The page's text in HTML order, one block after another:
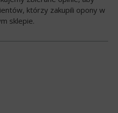
którzy zakupili opony w
sklepie.